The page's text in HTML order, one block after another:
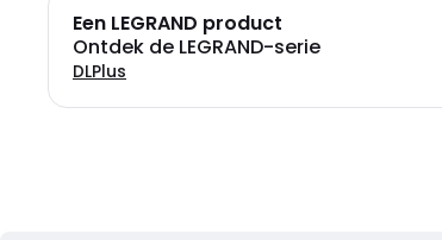
Een LEGRAND product
Ontdek de LEGRAND-serie
DLPlus